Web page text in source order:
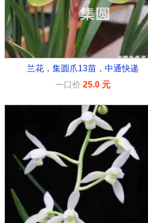
兰花，集圆爪13苗，中通快递
一口价 25.0 元